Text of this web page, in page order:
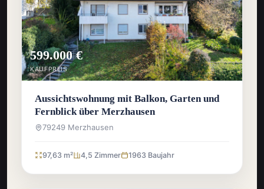
599.000 €
KAUFPREIS
Aussichtswohnung mit Balkon, Garten und
Fernblick über Merzhausen
79249 Merzhausen
97,63 m² 4,5 Zimmer 1963 Baujahr